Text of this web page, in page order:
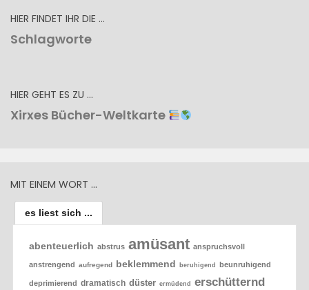
HIER FINDET IHR DIE …
Schlagworte
HIER GEHT ES ZU …
Xirxes Bücher-Weltkarte
MIT EINEM WORT …
es liest sich ...
abenteuerlich abstrus amüsant anspruchsvoll
anstrengend aufregend beklemmend beruhigend beunruhigend
deprimierend dramatisch düster ermüdend erschütternd